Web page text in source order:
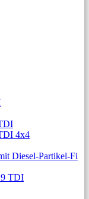
4x4
Diesel-Partikel-Fi
TDI